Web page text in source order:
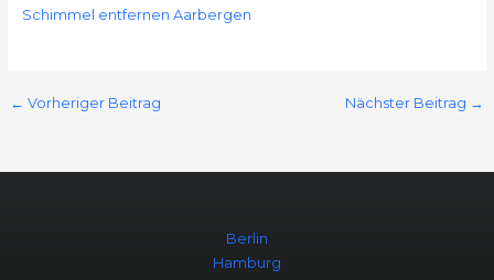
Schimmel entfernen Aarbergen
← Vorheriger Beitrag Nächster Beitrag →
Berlin
Hamburg